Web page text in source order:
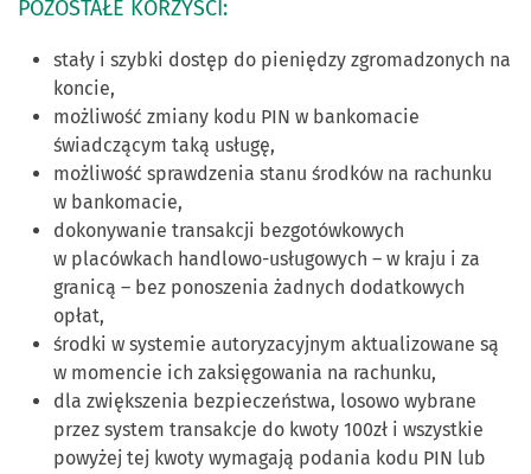
POZOSTAŁE KORZYŚCI:
stały i szybki dostęp do pieniędzy zgromadzonych na
koncie,
możliwość zmiany kodu PIN w bankomacie
świadczącym taką usługę,
możliwość sprawdzenia stanu środków na rachunku
w bankomacie,
dokonywanie transakcji bezgotówkowych
w placówkach handlowo-usługowych – w kraju i za
granicą – bez ponoszenia żadnych dodatkowych
opłat,
środki w systemie autoryzacyjnym aktualizowane są
w momencie ich zaksięgowania na rachunku,
dla zwiększenia bezpieczeństwa, losowo wybrane
przez system transakcje do kwoty 100zł i wszystkie
powyżej tej kwoty wymagają podania kodu PIN lub